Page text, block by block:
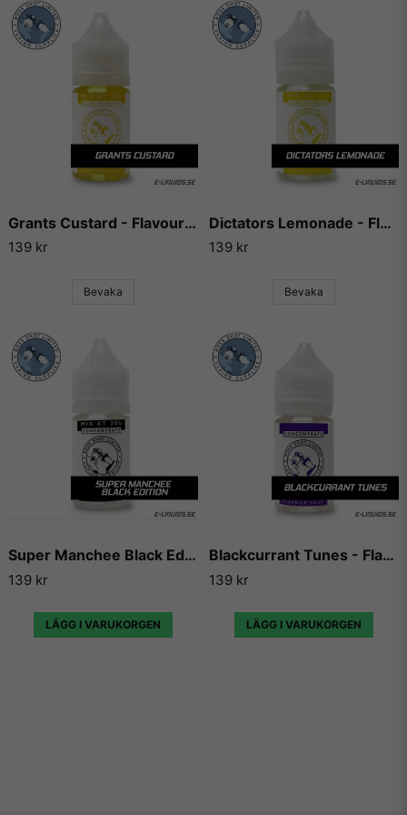
Grants Custard - Flavour Boss
139 kr
Bevaka
Dictators Lemonade - Flavour Boss
139 kr
Bevaka
Super Manchee Black Edition - Flavour Boss
139 kr
LÄGG I VARUKORGEN
Blackcurrant Tunes - Flavour Boss
139 kr
LÄGG I VARUKORGEN